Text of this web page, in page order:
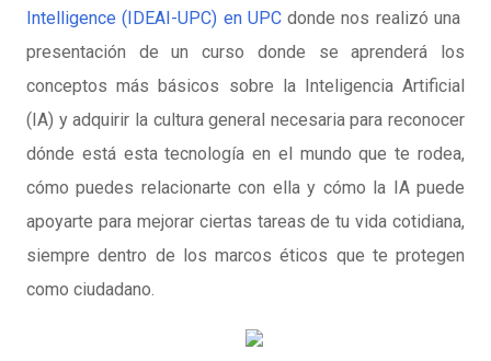
Intelligence (IDEAI-UPC) en UPCdonde nos realizó una
presentación de un curso donde se aprenderá los
conceptos más básicos sobre la Inteligencia Artificial
(IA) y adquirir la cultura general necesaria para reconocer
dónde está esta tecnología en el mundo que te rodea,
cómo puedes relacionarte con ella y cómo la IA puede
apoyarte para mejorar ciertas tareas de tu vida cotidiana,
siempre dentro de los marcos éticos que te protegen
como ciudadano.